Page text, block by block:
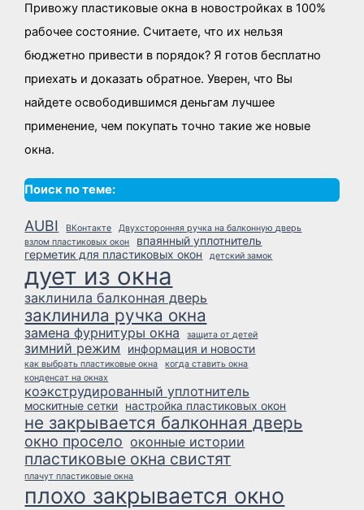
Привожу пластиковые окна в новостройках в 100%
рабочее состояние. Считаете, что их нельзя
бюджетно привести в порядок? Я готов бесплатно
приехать и доказать обратное. Уверен, что Вы
найдете освободившимся деньгам лучшее
применение, чем покупать точно такие же новые
окна.
Поиск по теме:
AUBI ВКонтакте
Двухсторонняя ручка на балконную дверь
взлом пластиковых окон
впаянный уплотнитель
герметик для пластиковых окон
детский замок
дует из окна
заклинила балконная дверь
заклинила ручка окна
замена фурнитуры окна защита от детей
зимний режим информация и новости
как выбрать пластиковые окна
когда ставить окна
конденсат на окнах
коэкструдированный уплотнитель
москитные сетки настройка пластиковых окон
не закрывается балконная дверь
окно просело оконные истории
пластиковые окна свистят
плачут пластиковые окна
плохо закрывается окно